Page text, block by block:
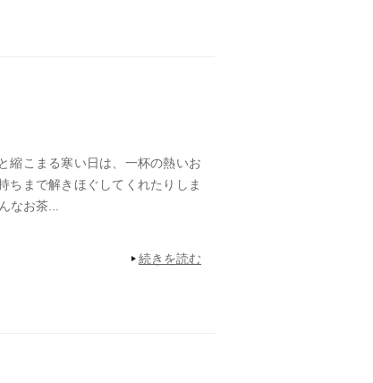
縮こまる寒い日は、一杯の熱いお
ちまで解きほぐしてくれたりしま
なお茶...
続きを読む